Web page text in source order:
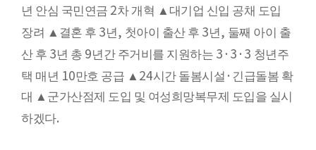
년 안심 국민연금 2차 개혁 ▲ 대기업 신입 공채 도입
장려 ▲ 결혼 후 3년, 첫아이 출산 후 3년, 둘째 아이 출
산 후 3년 총 9년간 주거비를 지원하는 3·3·3 청년주
택 매년 10만호 공급 ▲ 24시간 돌봄시설 · 긴급돌봄 확
대 ▲ 군가산점제 도입 및 여성희망복무제 도입을 실시
하겠다.